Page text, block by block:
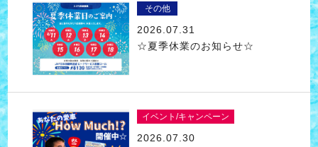
その他
2026.07.31
☆夏季休業のお知らせ☆
イベント/キャンペーン
2026.07.30